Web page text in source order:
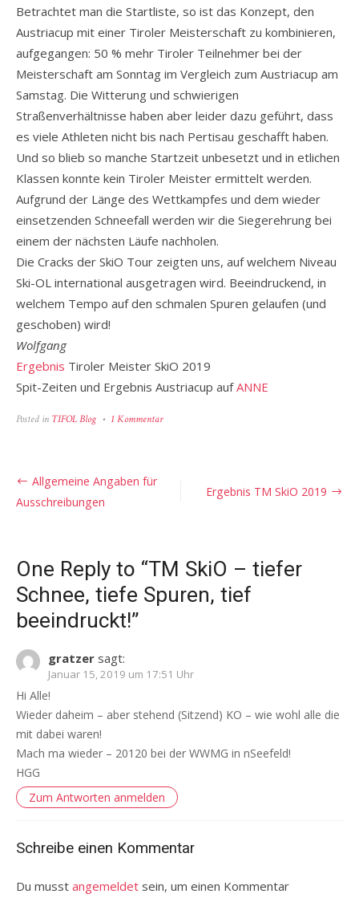
Betrachtet man die Startliste, so ist das Konzept, den
Austriacup mit einer Tiroler Meisterschaft zu kombinieren,
aufgegangen: 50 % mehr Tiroler Teilnehmer bei der
Meisterschaft am Sonntag im Vergleich zum Austriacup am
Samstag. Die Witterung und schwierigen
Straßenverhältnisse haben aber leider dazu geführt, dass
es viele Athleten nicht bis nach Pertisau geschafft haben.
Und so blieb so manche Startzeit unbesetzt und in etlichen
Klassen konnte kein Tiroler Meister ermittelt werden.
Aufgrund der Länge des Wettkampfes und dem wieder
einsetzenden Schneefall werden wir die Siegerehrung bei
einem der nächsten Läufe nachholen.
Die Cracks der SkiO Tour zeigten uns, auf welchem Niveau
Ski-OL international ausgetragen wird. Beeindruckend, in
welchem Tempo auf den schmalen Spuren gelaufen (und
geschoben) wird!
Wolfgang
Ergebnis Tiroler Meister SkiO 2019
Spit-Zeiten und Ergebnis Austriacup aufANNE
Posted in TIFOL Blog 1 Kommentarzu
Beitragsnavigation Ergebnis TM SkiO 2019
Allgemeine Angaben für
Ausschreibungen
One Reply to “TM SkiO – tiefer
Schnee, tiefe Spuren, tief
beeindruckt!”
gratzer sagt:
Januar 15, 2019 um 17:51 Uhr
Hi Alle!
Wieder daheim – aber stehend (Sitzend) KO – wie wohl alle die
mit dabei waren!
Mach ma wieder – 20120 bei der WWMG in nSeefeld!
HGG
Zum Antworten anmelden
Schreibe einen Kommentar
Du musst angemeldet sein, um einen Kommentar